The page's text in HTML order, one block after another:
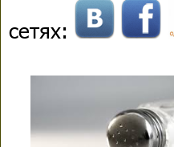
сетях: